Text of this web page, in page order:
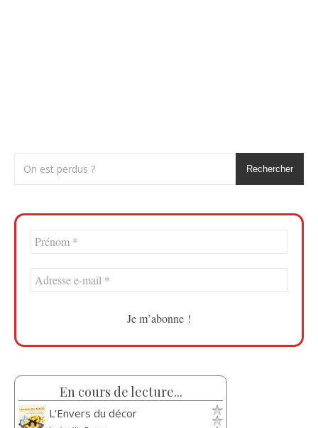
Rechercher
En cours de lecture...
L'Envers du décor